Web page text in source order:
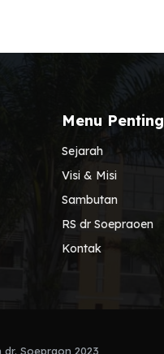
Menu Penting
Sejarah
Visi & Misi
Sambutan
RS dr Soepraoen
Kontak
Soepraon 2023